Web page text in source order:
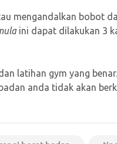
mengandalkan bobot
ini dapat dilakukan 3
latihan gym yang
anda tidak akan